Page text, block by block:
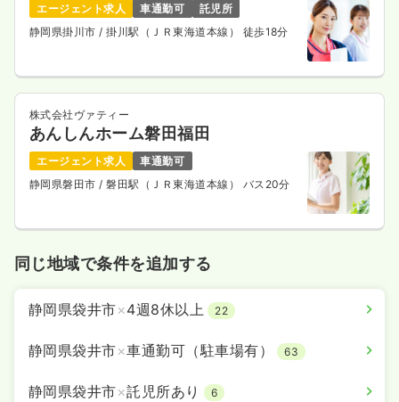
エージェント求人 車通勤可
託児所
静岡県掛川市 / 掛川駅（ＪＲ東海道本線） 徒歩18分
株式会社ヴァティー
あんしんホーム磐田福田
エージェント求人
車通勤可
静岡県磐田市 / 磐田駅（ＪＲ東海道本線） バス20分
同じ地域で条件を追加する
静岡県袋井市×4週8休以上 22
静岡県袋井市×車通勤可（駐車場有） 63
静岡県袋井市×託児所あり 6